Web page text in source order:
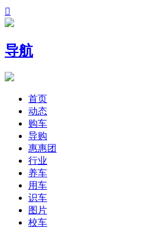

导航
首页
动态
购车
导购
惠惠团
行业
养车
用车
识车
图片
校车